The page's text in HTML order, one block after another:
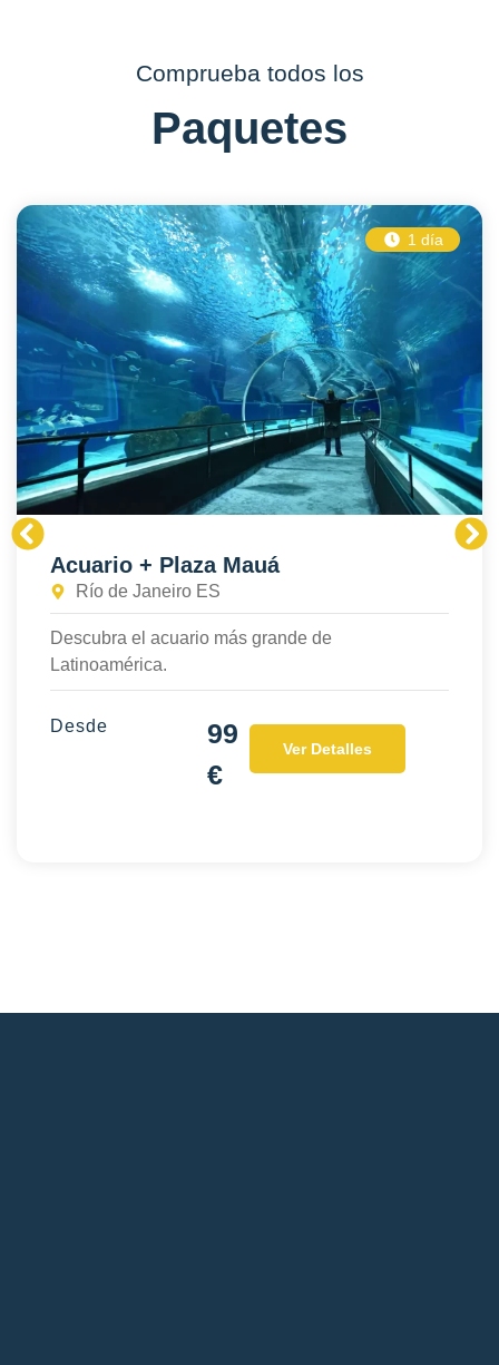
Comprueba todos los
Paquetes
1 día
Acuario + Plaza Mauá
Río de Janeiro ES
Descubra el acuario más grande de
Latinoamérica.
Desde
99
€
Ver Detalles